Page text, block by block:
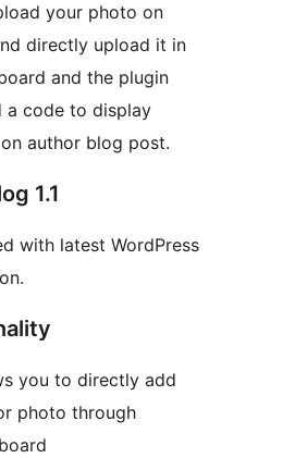
your photo on
directly upload it in
and the plugin
a code to display
author blog post.
1.1
with latest WordPress
you to directly add
photo through